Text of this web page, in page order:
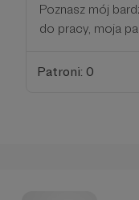
Poznasz mój
do pracy, moja
Patroni: 0